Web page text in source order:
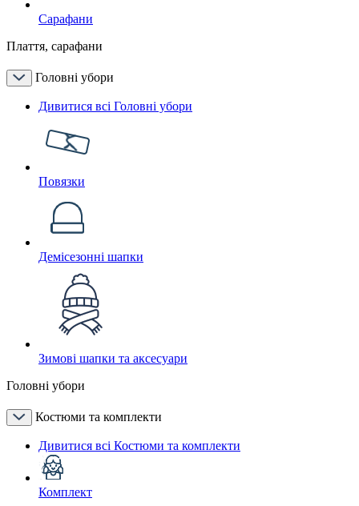
Сарафани
Плаття, сарафани
Головні убори
Дивитися всі Головні убори
Повязки
Демісезонні шапки
Зимові шапки та аксесуари
Головні убори
Костюми та комплекти
Дивитися всі Костюми та комплекти
Комплект